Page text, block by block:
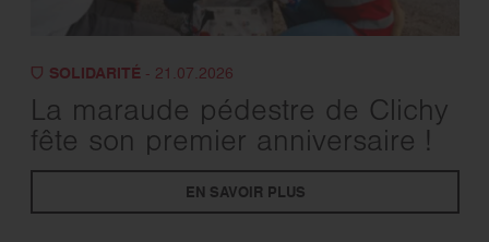
SOLIDARITÉ- 21.07.2026
La maraude pédestre de Clichy
fête son premier anniversaire !
EN SAVOIR PLUS